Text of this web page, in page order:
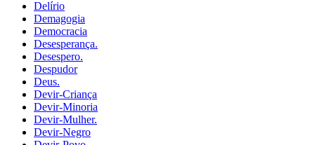
Delírio
Demagogia
Democracia
Desesperança.
Desespero.
Despudor
Deus.
Devir-Criança
Devir-Minoria
Devir-Mulher.
Devir-Negro